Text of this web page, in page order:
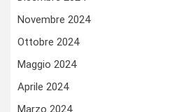
Novembre 2024
Ottobre 2024
Maggio 2024
Aprile 2024
Marzo 2024